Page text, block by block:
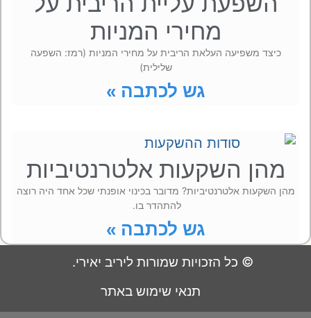
מחירי המניות
כיצד משפיעה העלאת הריבית על מחירי המניות (רמז: השפעה
שלילית)
גש לכתבה »
מהן השקעות אלטרנטיביות
מהן השקעות אלטרנטיביות? מדובר בכינוי אופנתי שכל אחד היה רוצה
להתהדר בו.
גש לכתבה »
© כל הזכויות שמורות ליריב יאירי.
תנאי שימוש באתר